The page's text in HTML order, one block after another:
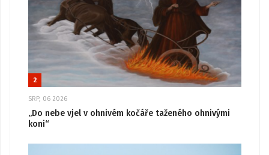
2
SRP, 06 2026
„Do nebe vjel v ohnivém kočáře taženého ohnivými
koni“